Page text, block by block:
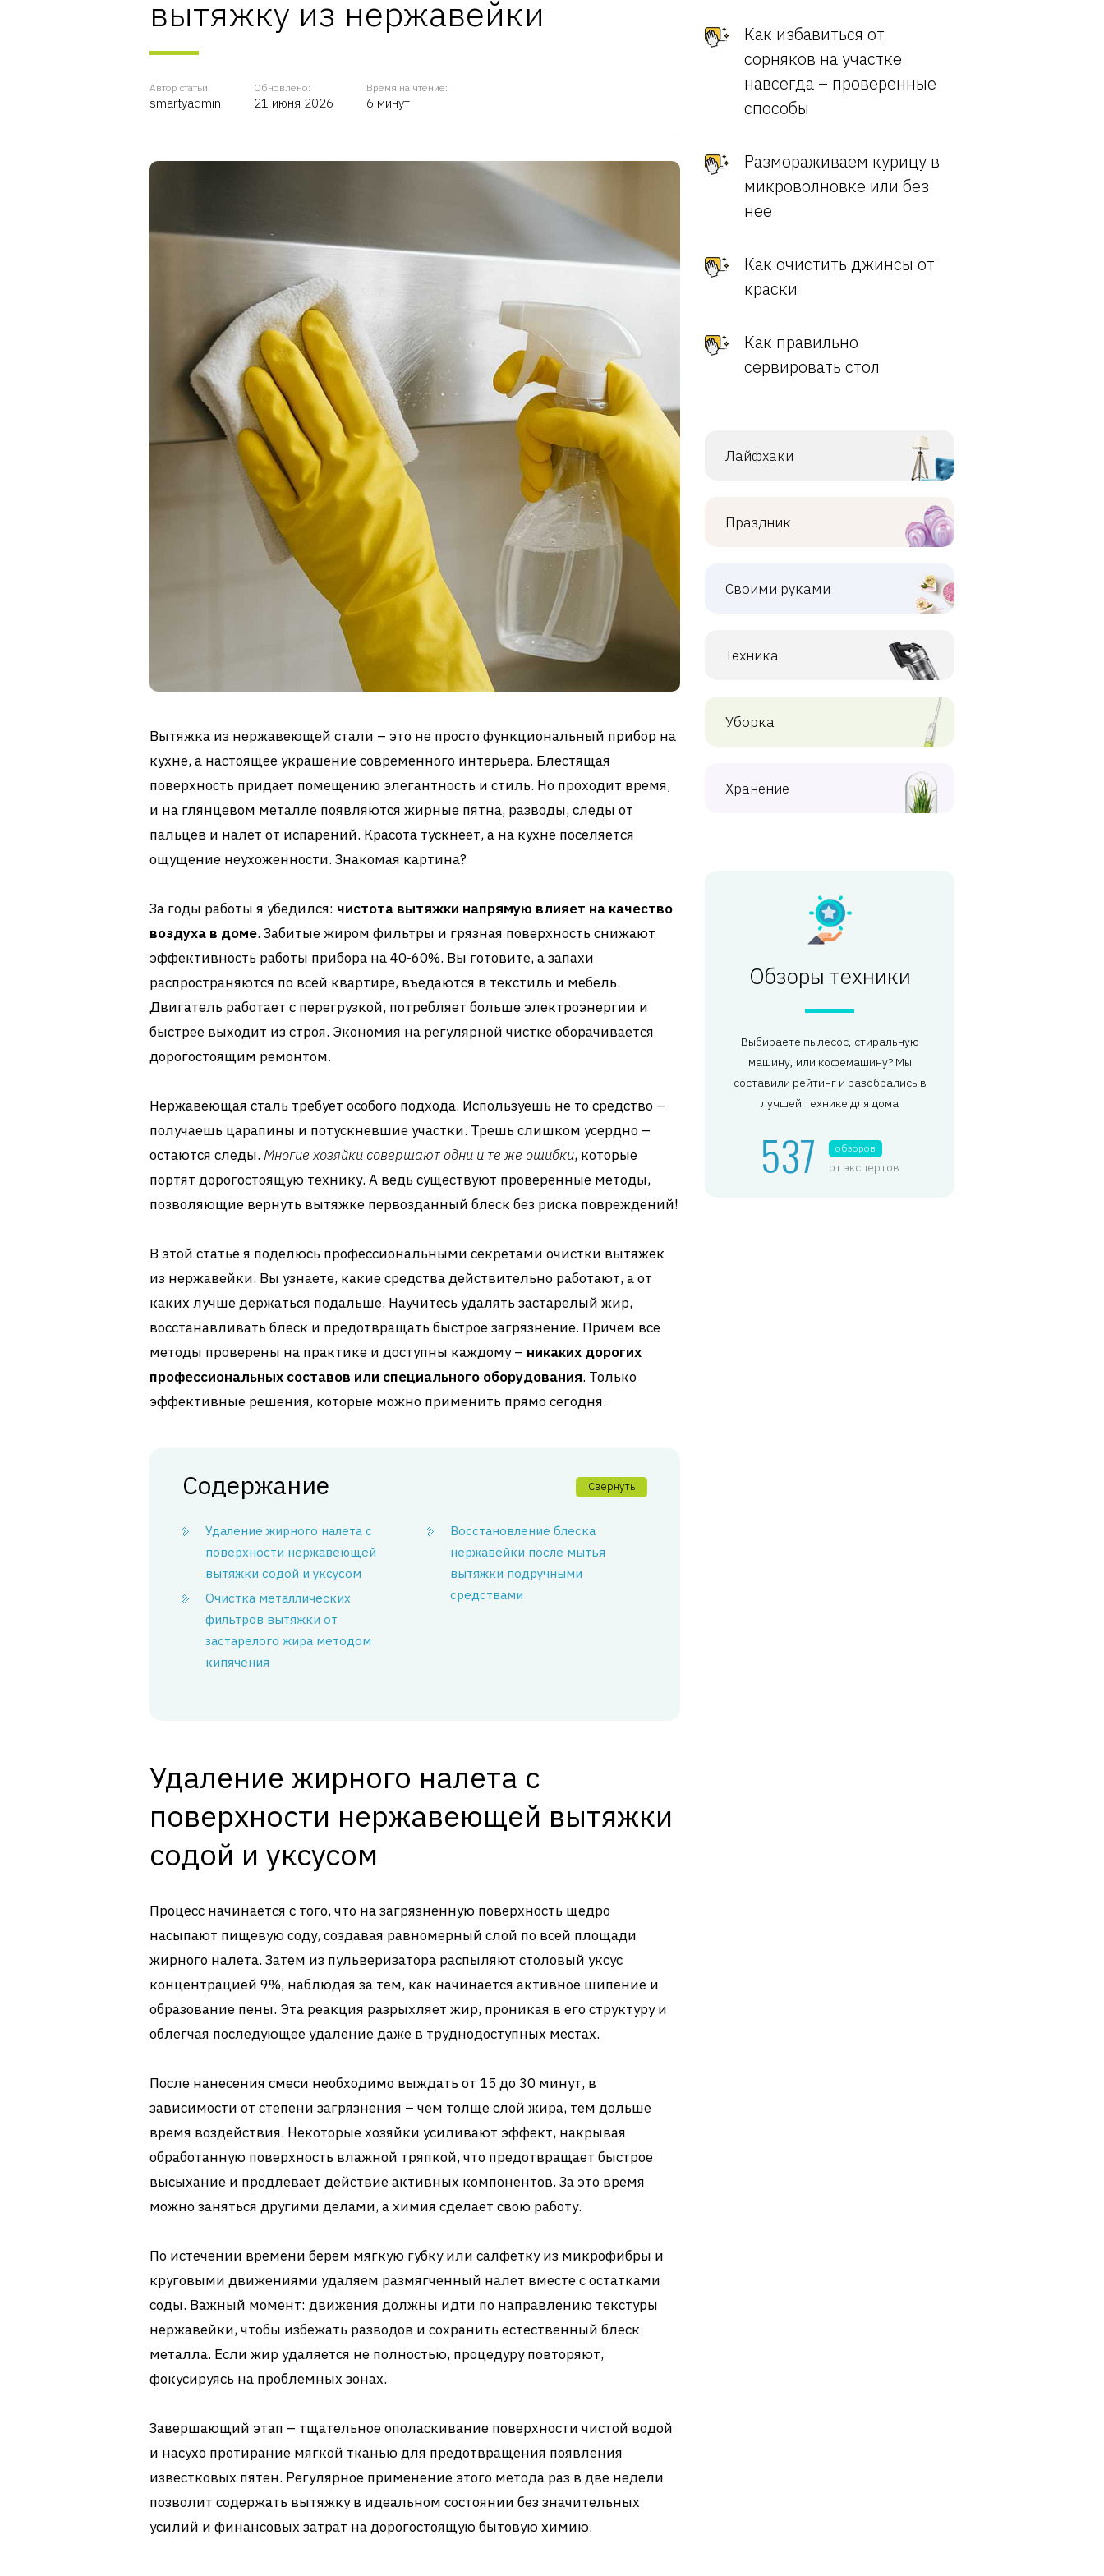
вытяжку из нержавейки
Автор статьи:
smartyadmin
Обновлено:
21 июня 2026
Время на чтение:
6 минут
Вытяжка из нержавеющей стали – это не просто функциональный прибор на
кухне, а настоящее украшение современного интерьера. Блестящая
поверхность придает помещению элегантность и стиль. Но проходит время,
и на глянцевом металле появляются жирные пятна, разводы, следы от
пальцев и налет от испарений. Красота тускнеет, а на кухне поселяется
ощущение неухоженности. Знакомая картина?
За годы работы я убедился: чистота вытяжки напрямую влияет на качество
воздуха в доме. Забитые жиром фильтры и грязная поверхность снижают
эффективность работы прибора на 40-60%. Вы готовите, а запахи
распространяются по всей квартире, въедаются в текстиль и мебель.
Двигатель работает с перегрузкой, потребляет больше электроэнергии и
быстрее выходит из строя. Экономия на регулярной чистке оборачивается
дорогостоящим ремонтом.
Нержавеющая сталь требует особого подхода. Используешь не то средство –
получаешь царапины и потускневшие участки. Трешь слишком усердно –
остаются следы. Многие хозяйки совершают одни и те же ошибки, которые
портят дорогостоящую технику. А ведь существуют проверенные методы,
позволяющие вернуть вытяжке первозданный блеск без риска повреждений!
В этой статье я поделюсь профессиональными секретами очистки вытяжек
из нержавейки. Вы узнаете, какие средства действительно работают, а от
каких лучше держаться подальше. Научитесь удалять застарелый жир,
восстанавливать блеск и предотвращать быстрое загрязнение. Причем все
методы проверены на практике и доступны каждому – никаких дорогих
профессиональных составов или специального оборудования. Только
эффективные решения, которые можно применить прямо сегодня.
Содержание Свернуть
Удаление жирного налета с
поверхности нержавеющей
вытяжки содой и уксусом
Очистка металлических
фильтров вытяжки от
застарелого жира методом
кипячения
Восстановление блеска
нержавейки после мытья
вытяжки подручными
средствами
Удаление жирного налета с
поверхности нержавеющей вытяжки
содой и уксусом
Процесс начинается с того, что на загрязненную поверхность щедро
насыпают пищевую соду, создавая равномерный слой по всей площади
жирного налета. Затем из пульверизатора распыляют столовый уксус
концентрацией 9%, наблюдая за тем, как начинается активное шипение и
образование пены. Эта реакция разрыхляет жир, проникая в его структуру и
облегчая последующее удаление даже в труднодоступных местах.
После нанесения смеси необходимо выждать от 15 до 30 минут, в
зависимости от степени загрязнения – чем толще слой жира, тем дольше
время воздействия. Некоторые хозяйки усиливают эффект, накрывая
обработанную поверхность влажной тряпкой, что предотвращает быстрое
высыхание и продлевает действие активных компонентов. За это время
можно заняться другими делами, а химия сделает свою работу.
По истечении времени берем мягкую губку или салфетку из микрофибры и
круговыми движениями удаляем размягченный налет вместе с остатками
соды. Важный момент: движения должны идти по направлению текстуры
нержавейки, чтобы избежать разводов и сохранить естественный блеск
металла. Если жир удаляется не полностью, процедуру повторяют,
фокусируясь на проблемных зонах.
Завершающий этап – тщательное ополаскивание поверхности чистой водой
и насухо протирание мягкой тканью для предотвращения появления
известковых пятен. Регулярное применение этого метода раз в две недели
позволит содержать вытяжку в идеальном состоянии без значительных
усилий и финансовых затрат на дорогостоящую бытовую химию.
Как избавиться от
сорняков на участке
навсегда – проверенные
способы
Размораживаем курицу в
микроволновке или без
нее
Как очистить джинсы от
краски
Как правильно
сервировать стол
Лайфхаки
Праздник
Своими руками
Техника
Уборка
Хранение
Обзоры техники
Выбираете пылесос, стиральную
машину, или кофемашину? Мы
составили рейтинг и разобрались в
лучшей технике для дома
537 обзоров
от экспертов